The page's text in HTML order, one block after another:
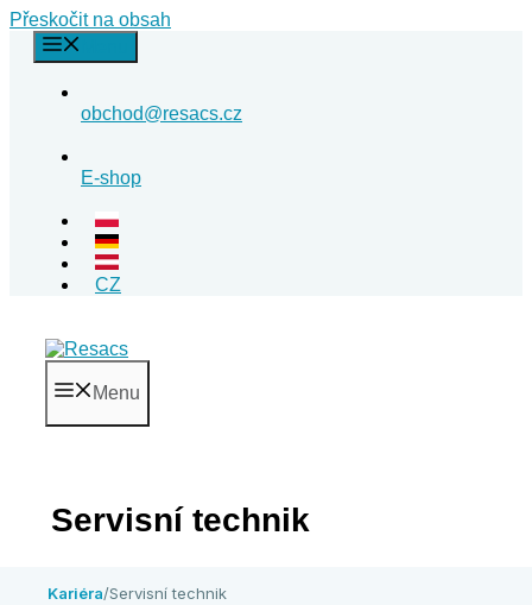
Přeskočit na obsah
obchod@resacs.cz
E-shop
CZ
Menu
Servisní technik
Kariéra/Servisní technik